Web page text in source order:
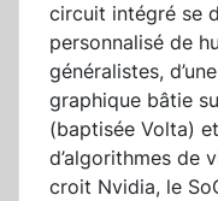
circuit intégré se
personnalisé de
généralistes,
graphique bâtie
(baptisée Volta)
d’algorithmes de
croit Nvidia, le